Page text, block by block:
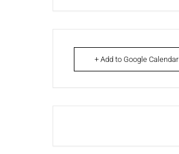
+ Add to Google Calendar